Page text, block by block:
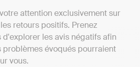
attention exclusivement sur
retours positifs. Prenez
les avis négatifs afin
évoqués pourraient
vous.